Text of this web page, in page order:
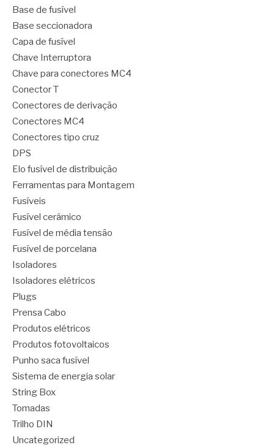
Base de fusível
Base seccionadora
Capa de fusível
Chave Interruptora
Chave para conectores MC4
Conector T
Conectores de derivação
Conectores MC4
Conectores tipo cruz
DPS
Elo fusível de distribuição
Ferramentas para Montagem
Fusíveis
Fusível cerâmico
Fusível de média tensão
Fusível de porcelana
Isoladores
Isoladores elétricos
Plugs
Prensa Cabo
Produtos elétricos
Produtos fotovoltaicos
Punho saca fusível
Sistema de energia solar
String Box
Tomadas
Trilho DIN
Uncategorized